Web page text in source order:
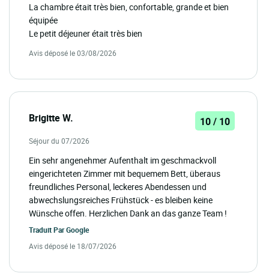
La chambre était très bien, confortable, grande et bien
équipée
Le petit déjeuner était très bien
Avis déposé le 03/08/2026
Brigitte W. 10 / 10
Séjour du 07/2026
Ein sehr angenehmer Aufenthalt im geschmackvoll
eingerichteten Zimmer mit bequemem Bett, überaus
freundliches Personal, leckeres Abendessen und
abwechslungsreiches Frühstück - es bleiben keine
Wünsche offen. Herzlichen Dank an das ganze Team !
Traduit ParGoogle
Avis déposé le 18/07/2026